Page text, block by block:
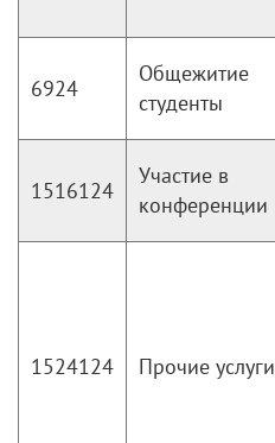
6924
Общежитие
студенты
1516124
Участие в
конференции
1524124 Прочие услуги